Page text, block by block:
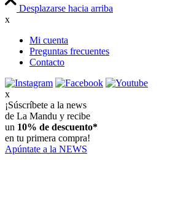
Desplazarse hacia arriba
x
Mi cuenta
Preguntas frecuentes
Contacto
x
¡Súscríbete a la news
de La Mandu y recibe
un 10% de descuento*
en tu primera compra!
Apúntate a la NEWS